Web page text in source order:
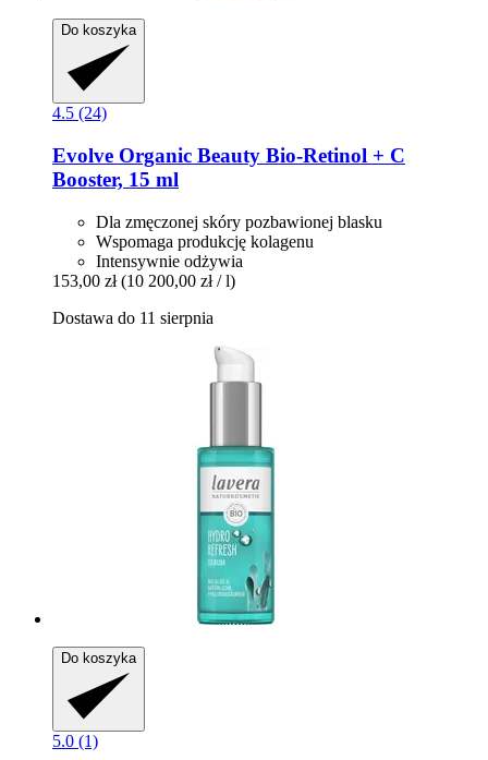
Do koszyka
4.5 (24)
Evolve Organic Beauty Bio-​Retinol + C
Booster, 15 ml
Dla zmęczonej skóry pozbawionej blasku
Wspomaga produkcję kolagenu
Intensywnie odżywia
153,00 zł (10 200,00 zł / l)
Dostawa do 11 sierpnia
Do koszyka
5.0 (1)